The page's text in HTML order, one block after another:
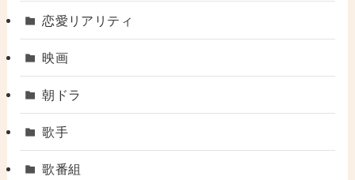
恋愛リアリティ
映画
朝ドラ
歌手
歌番組